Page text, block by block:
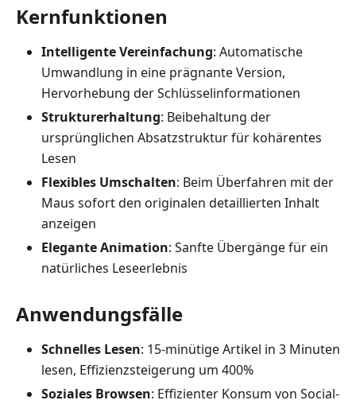
Kernfunktionen
Intelligente Vereinfachung: Automatische
Umwandlung in eine prägnante Version,
Hervorhebung der Schlüsselinformationen
Strukturerhaltung: Beibehaltung der
ursprünglichen Absatzstruktur für kohärentes
Lesen
Flexibles Umschalten: Beim Überfahren mit der
Maus sofort den originalen detaillierten Inhalt
anzeigen
Elegante Animation: Sanfte Übergänge für ein
natürliches Leseerlebnis
Anwendungsfälle
Schnelles Lesen: 15-minütige Artikel in 3 Minuten
lesen, Effizienzsteigerung um 400%
Soziales Browsen: Effizienter Konsum von Social-